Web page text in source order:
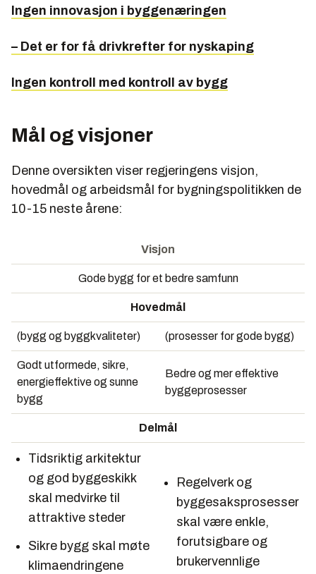
Ingen innovasjon i byggenæringen
– Det er for få drivkrefter for nyskaping
Ingen kontroll med kontroll av bygg
Mål og visjoner
Denne oversikten viser regjeringens visjon,
hovedmål og arbeidsmål for bygningspolitikken de
10-15 neste årene:
Visjon
Gode bygg for et bedre samfunn
Hovedmål
(bygg og byggkvaliteter) (prosesser for gode bygg)
Godt utformede, sikre,
energieffektive og sunne
bygg
Bedre og mer effektive
byggeprosesser
Delmål
Tidsriktig arkitektur
og god byggeskikk
skal medvirke til
attraktive steder
Sikre bygg skal møte
klimaendringene
Regelverk og
byggesaksprosesser
skal være enkle,
forutsigbare og
brukervennlige